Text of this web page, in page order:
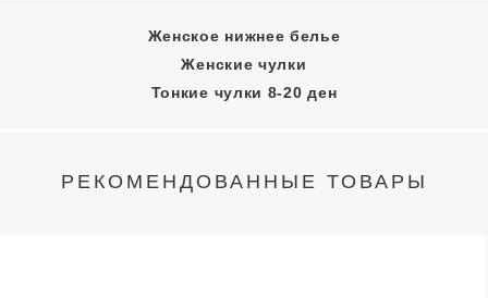
Женское нижнее белье
Женские чулки
Тонкие чулки 8-20 ден
РЕКОМЕНДОВАННЫЕ ТОВАРЫ